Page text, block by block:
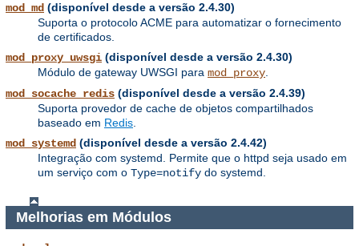
mod_md (disponível desde a versão 2.4.30)
Suporta o protocolo ACME para automatizar o fornecimento
de certificados.
mod_proxy_uwsgi (disponível desde a versão 2.4.30)
Módulo de gateway UWSGI para mod_proxy.
mod_socache_redis (disponível desde a versão 2.4.39)
Suporta provedor de cache de objetos compartilhados
baseado em Redis.
mod_systemd (disponível desde a versão 2.4.42)
Integração com systemd. Permite que o httpd seja usado em
um serviço com o Type=notify do systemd.
Melhorias em Módulos